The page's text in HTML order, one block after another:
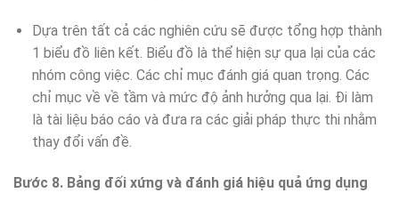
Dựa trên tất cả các nghiên cứu sẽ được tổng hợp thành
1 biểu đồ liên kết. Biểu đồ là thể hiện sự qua lại của các
nhóm công việc. Các chỉ mục đánh giá quan trọng. Các
chỉ mục về về tầm và mức độ ảnh hưởng qua lại. Đi làm
là tài liệu báo cáo và đưa ra các giải pháp thực thi nhằm
thay đổi vấn đề.
Bước 8. Bảng đối xứng và đánh giá hiệu quả ứng dụng